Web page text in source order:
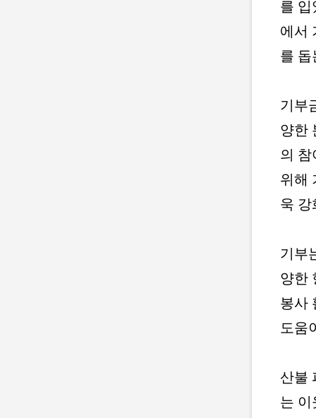
를
에서
를
기부
양한
의
위해
욱
기부
양한
봉사
도움
산불
는